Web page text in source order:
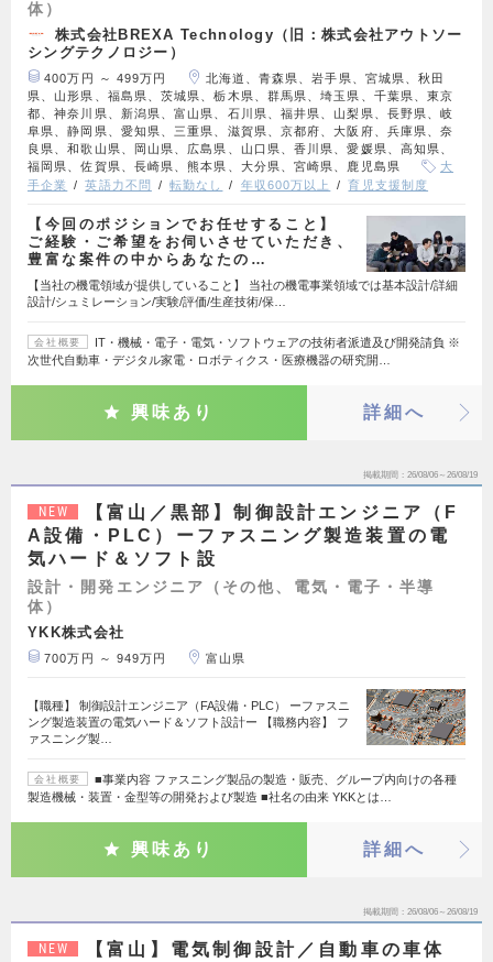
体）
株式会社BREXA Technology（旧：株式会社アウトソー
シングテクノロジー）
400万円 ～ 499万円
北海道、青森県、岩手県、宮城県、秋田
県、山形県、福島県、茨城県、栃木県、群馬県、埼玉県、千葉県、東京
都、神奈川県、新潟県、富山県、石川県、福井県、山梨県、長野県、岐
阜県、静岡県、愛知県、三重県、滋賀県、京都府、大阪府、兵庫県、奈
良県、和歌山県、岡山県、広島県、山口県、香川県、愛媛県、高知県、
福岡県、佐賀県、長崎県、熊本県、大分県、宮崎県、鹿児島県
大
手企業
英語力不問 転勤なし 年収600万以上 育児支援制度
【今回のポジションでお任せすること】
ご経験・ご希望をお伺いさせていただき、
豊富な案件の中からあなたの…
【当社の機電領域が提供していること】 当社の機電事業領域では基本設計/詳細
設計/シュミレーション/実験/評価/生産技術/保…
会社概要
IT・機械・電子・電気・ソフトウェアの技術者派遣及び開発請負 ※
次世代自動車・デジタル家電・ロボティクス・医療機器の研究開…
興味あり 詳細へ
掲載期間 26/08/06～26/08/19
NEW
【富山／黒部】制御設計エンジニア（F
A設備・PLC）ーファスニング製造装置の電
気ハード＆ソフト設
設計・開発エンジニア（その他、電気・電子・半導
体）
YKK株式会社
700万円 ～ 949万円 富山県
【職種】 制御設計エンジニア（FA設備・PLC） ーファスニ
ング製造装置の電気ハード＆ソフト設計ー 【職務内容】 フ
ァスニング製…
会社概要
■事業内容 ファスニング製品の製造・販売、グループ内向けの各種
製造機械・装置・金型等の開発および製造 ■社名の由来 YKKとは…
興味あり 詳細へ
掲載期間 26/08/06～26/08/19
NEW
【富山】電気制御設計／自動車の車体